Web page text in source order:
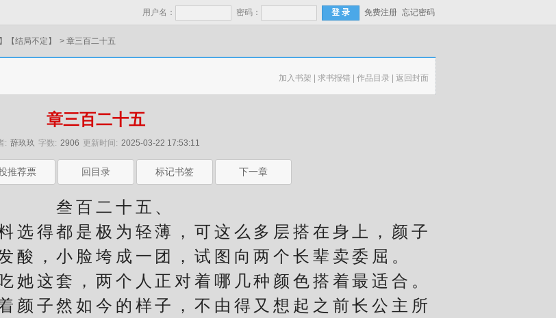
用户名： 密码： 免费注册 忘记密码
【结局不定】 > 章三百二十五
加入书架 | 求书报错 | 作品目录 | 返回封面
章三百二十五
: 辞玖玖 字数: 2906 更新时间: 2025-03-22 17:53:11
推荐票 回目录 标记书签 下一章
叁百二十五、
得都是极为轻薄，可这么多层搭在身上，颜子
酸，小脸垮成一团，试图向两个长辈卖委屈。
这套，两个人正对着哪几种颜色搭着最适合。
颜子然如今的样子，不由得又想起之前长公主所